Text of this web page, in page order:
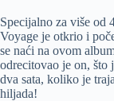
Specijalno za više
Voyage je otkrio i
se naći na ovom
odrecitovao je on, što
dva sata, koliko je
hiljada!